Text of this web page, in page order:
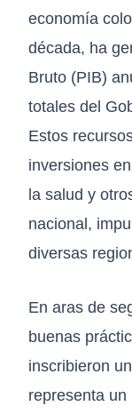
economía
década, ha
Bruto (PIB)
totales del
Estos
inversiones
la salud y
nacional,
diversas
En aras de
buenas
inscribieron
representa